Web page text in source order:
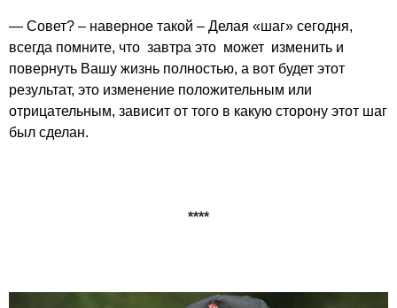
— Совет? – наверное такой – Делая «шаг» сегодня,
всегда помните, что завтра это может изменить и
повернуть Вашу жизнь полностью, а вот будет этот
результат, это изменение положительным или
отрицательным, зависит от того в какую сторону этот шаг
был сделан.
****